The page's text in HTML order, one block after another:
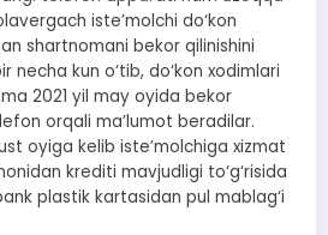
iste’molchi do‘kon
shartnomani bekor qilinishini
necha kun o‘tib, do‘kon xodimlari
2021 yil may oyida bekor
orqali ma’lumot beradilar.
oyiga kelib iste’molchiga xizmat
krediti mavjudligi to‘g‘risida
plastik kartasidan pul mablag‘i